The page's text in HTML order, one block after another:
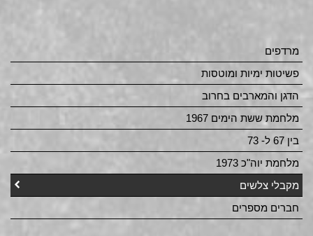
מרדפים
פשיטות ימיות ומוטסות
הדגן והמארבים בחרוב
מלחמת ששת הימים 1967
בין 67 ל- 73
מלחמת יוה"כ 1973
מקבלי צלשים
חברים מספרים